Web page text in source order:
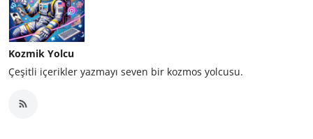
Kozmik Yolcu
Çeşitli içerikler yazmayı seven bir kozmos yolcusu.